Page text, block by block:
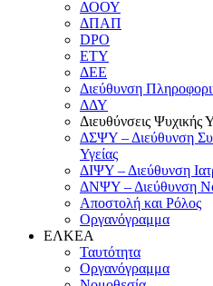
ΔΟΟΥ
ΔΠΑΠ
DPO
ΕΤΥ
ΔΕΕ
Διεύθυνση
ΔΔΥ
Διευθύνσεις Ψυχικής
ΔΣΨΥ – Διεύθυνση
Υγείας
ΔΙΨΥ – Διεύθυνση
ΔΝΨΥ – Διεύθυνση
Αποστολή και Ρόλος
Οργανόγραμμα
ΕΛΚΕΑ
Ταυτότητα
Οργανόγραμμα